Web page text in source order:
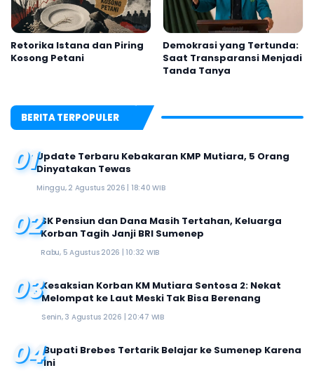
Retorika Istana dan Piring
Kosong Petani
Demokrasi yang Tertunda:
Saat Transparansi Menjadi
Tanda Tanya
BERITA TERPOPULER
01Update Terbaru Kebakaran KMP Mutiara, 5 Orang
Dinyatakan Tewas
Minggu, 2 Agustus 2026 | 18:40 WIB
02SK Pensiun dan Dana Masih Tertahan, Keluarga
Korban Tagih Janji BRI Sumenep
Rabu, 5 Agustus 2026 | 10:32 WIB
03Kesaksian Korban KM Mutiara Sentosa 2: Nekat
Melompat ke Laut Meski Tak Bisa Berenang
Senin, 3 Agustus 2026 | 20:47 WIB
04Bupati Brebes Tertarik Belajar ke Sumenep Karena
Ini